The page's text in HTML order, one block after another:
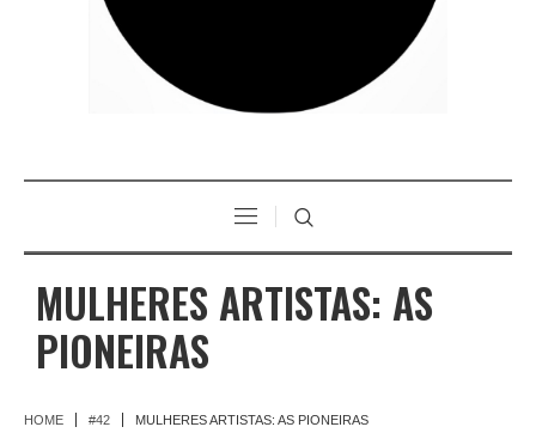
MULHERES ARTISTAS: AS
PIONEIRAS
HOME #42 MULHERES ARTISTAS: AS PIONEIRAS